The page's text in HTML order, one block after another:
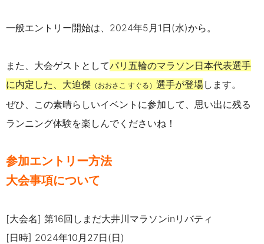
一般エントリー開始は、2024年5月1日(水)から。
また、大会ゲストとしてパリ五輪のマラソン日本代表選手
に内定した、大迫傑 （おおさこ すぐる） 選手が登場します。
ぜひ、この素晴らしいイベントに参加して、思い出に残る
ランニング体験を楽しんでくださいね！
参加エントリー方法
大会事項について
[大会名] 第16回しまだ大井川マラソンinリバティ
[日時] 2024年10月27日(日)